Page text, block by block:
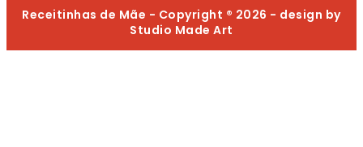
Receitinhas de Mãe - Copyright ® 2026 - design by
Studio Made Art